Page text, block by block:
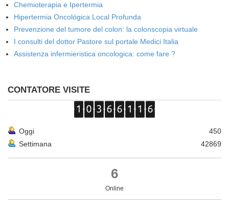
Chemioterapia e Ipertermia
Hipertermia Oncológica Local Profunda
Prevenzione del tumore del colon: la colonscopia virtuale
I consulti del dottor Pastore sul portale Medici Italia
Assistenza infermieristica oncologica: come fare ?
CONTATORE VISITE
Oggi
450
Settimana
42869
6
Online